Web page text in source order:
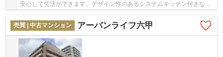
安心して生活ができます。デザイン性のあるシステムキッチン付きなの
売買 | 中古マンション
アーバンライフ六甲